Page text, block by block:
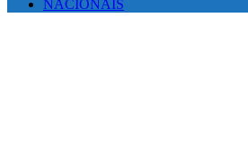
NACIONAIS